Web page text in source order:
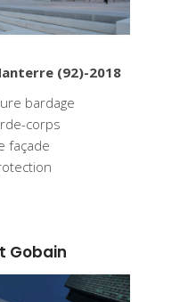
(92)-2018
bardage
corps
façade
Gobain